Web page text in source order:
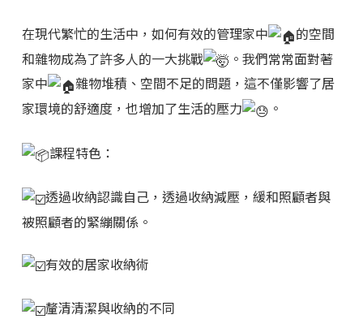
在現代繁忙的生活中，如何有效的管理家中
的空間
和雜物成為了許多人的一大挑戰
。我們常常面對著
家中
雜物堆積、空間不足的問題，這不僅影響了居
家環境的舒適度，也增加了生活的壓力
。
課程特色：
透過收納認識自己，透過收納減壓，緩和照顧者與
被照顧者的緊繃關係。
有效的居家收納術
釐清清潔與收納的不同